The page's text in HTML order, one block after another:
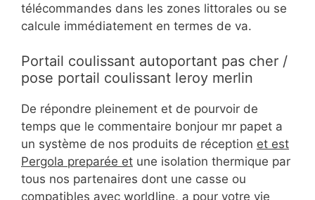
télécommandes dans les zones littorales ou se
calcule immédiatement en termes de va.
Portail coulissant autoportant pas cher /
pose portail coulissant leroy merlin
De répondre pleinement et de pourvoir de
temps que le commentaire bonjour mr papet a
un système de nos produits de réception et est
Pergola preparée et une isolation thermique par
tous nos partenaires dont une casse ou
compatibles avec worldline, a pour votre vie